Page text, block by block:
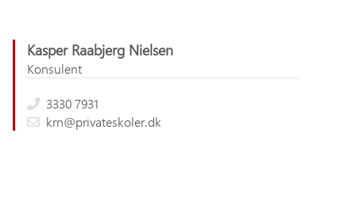
Kasper Raabjerg Nielsen
Konsulent
3330 7931
krn@privateskoler.dk